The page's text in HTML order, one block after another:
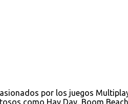
por los juegos
como Hay Day, Boom